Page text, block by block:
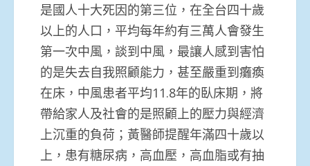
是國人十大死因的第三位，在全台四十歲
以上的人口，平均每年約有三萬人會發生
第一次中風，談到中風，最讓人感到害怕
的是失去自我照顧能力，甚至嚴重到癱瘓
在床，中風患者平均11.8年的臥床期，將
帶給家人及社會的是照顧上的壓力與經濟
上沉重的負荷；黃醫師提醒年滿四十歲以
上，患有糖尿病，高血壓，高血脂或有抽